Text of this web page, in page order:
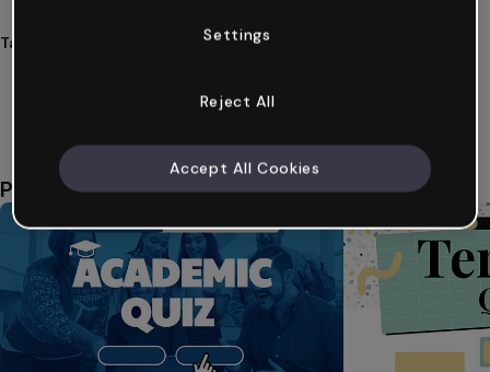
Tags
Potrebbe piacerti anche
Settings
Reject All
Accept All Cookies